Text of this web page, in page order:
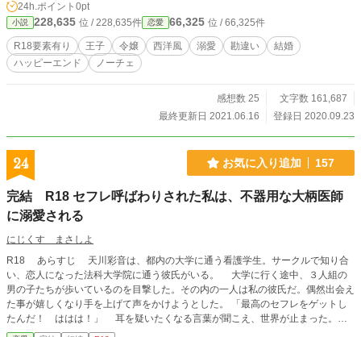
24h.ポイント 0pt
小説 228,635 位 / 228,635件 恋愛 66,325 位 / 66,325件
R18要素有り 王子 令嬢 西洋風 溺愛 勘違い
結婚
ハッピーエンド
ノーチェ
感想数 25
文字数 161,687
最終更新日 2021.06.16
登録日 2020.09.23
24 お気に入り追加 157
完結 R18 セフレ呼ばわりされた私は、不器用な大柄医師
に溺愛される
にじくす まさしよ
R18 あらすじ 天川彩音は、都内の大学に通う看護学生。サークルで知り合
い、恋人になった法科大学院に通う彼氏がいる。 大学に行く途中、３人組の
男の子たちが歩いているのを目撃した。その内の一人は私の彼氏だ。偶然出会え
た事が嬉しくなり手を上げて声をかけようとした。 「最高のセフレをゲットし
たんだ！ ははは！」 耳を疑いたくなる言葉が聞こえ、世界が止まった。い
や、止まったのは彩音だけのようだ。彼氏だと思っていた人たちや周囲の足早に